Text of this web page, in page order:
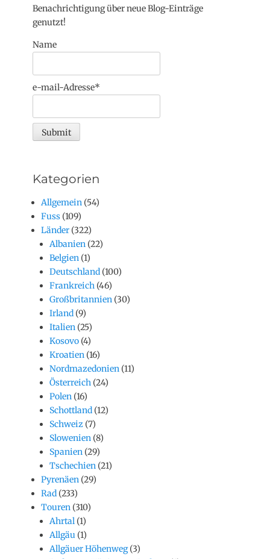
Benachrichtigung über neue Blog-Einträge
genutzt!
Name
e-mail-Adresse*
Kategorien
Allgemein (54)
Fuss (109)
Länder (322)
Albanien (22)
Belgien (1)
Deutschland (100)
Frankreich (46)
Großbritannien (30)
Irland (9)
Italien (25)
Kosovo (4)
Kroatien (16)
Nordmazedonien (11)
Österreich (24)
Polen (16)
Schottland (12)
Schweiz (7)
Slowenien (8)
Spanien (29)
Tschechien (21)
Pyrenäen (29)
Rad (233)
Touren (310)
Ahrtal (1)
Allgäu (1)
Allgäuer Höhenweg(3)